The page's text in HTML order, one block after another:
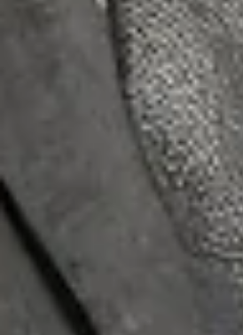
PsychoHack: Perspektivenwechsel,
warum wir bei schwierigen
Entscheidungen oft feststecken und
wie die "3-Sessel-Methode" hilft:
Beziehungsberatung Gramastetten:
Gemeinsam Lösungen finden